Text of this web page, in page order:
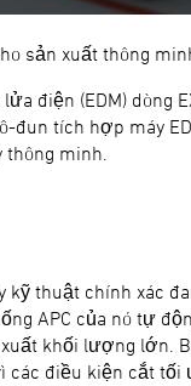
sản xuất thông
điện (EDM)
đun tích hợp máy
minh.
kỹ thuật chính xác
APC của nó tự
khối lượng lớn.
điều kiện cắt tối